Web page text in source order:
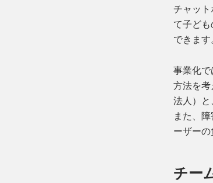
チャット
て子ど
できます
事業化で
方法を
法人）と
また、
ーザーの
チー